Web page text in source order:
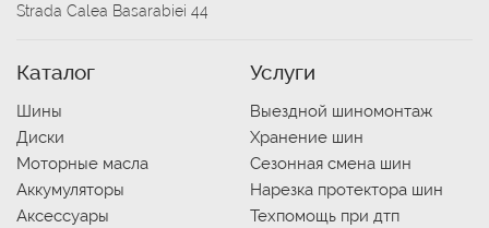
Strada Calea Basarabiei 44
Каталог
Шины
Диски
Моторные масла
Аккумуляторы
Аксессуары
Услуги
Выездной шиномонтаж
Хранение шин
Сезонная смена шин
Нарезка протектора шин
Техпомощь при дтп